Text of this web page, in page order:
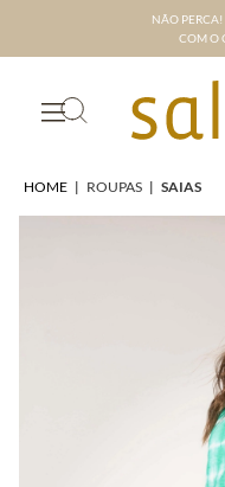
NÃO PERCA!
COM O
HOME | ROUPAS | SAIAS